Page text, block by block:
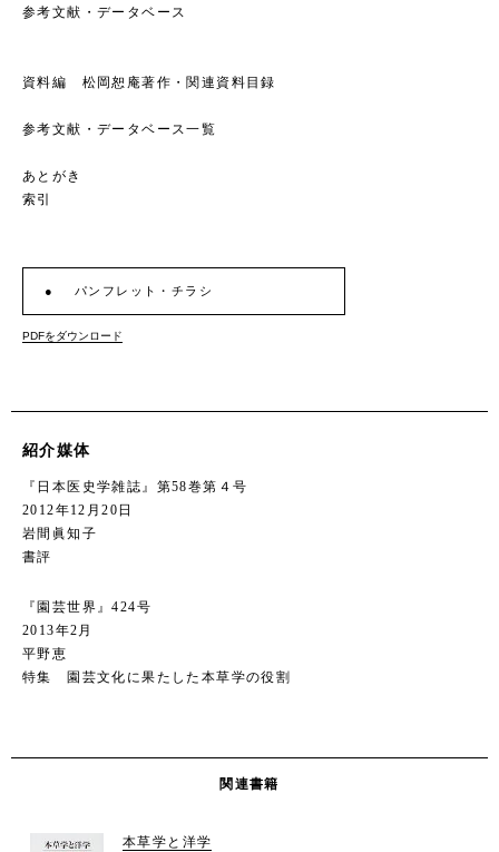
参考文献・データベース
資料編 松岡恕庵著作・関連資料目録
参考文献・データベース一覧
あとがき
索引
パンフレット・チラシ
PDFをダウンロード
紹介媒体
『日本医史学雑誌』第58巻第４号
2012年12月20日
岩間眞知子
書評
『園芸世界』424号
2013年2月
平野恵
特集 園芸文化に果たした本草学の役割
関連書籍
本草学と洋学